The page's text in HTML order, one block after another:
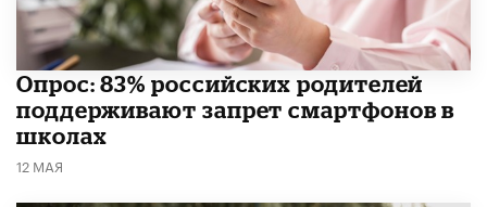
Опрос: 83% российских родителей
поддерживают запрет смартфонов в
школах
12 МАЯ